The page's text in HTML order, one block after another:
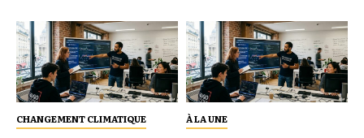
CHANGEMENT CLIMATIQUE À LA UNE